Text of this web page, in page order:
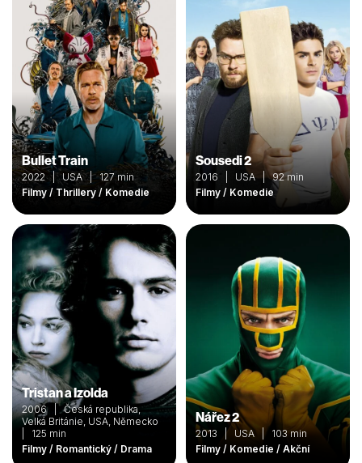
Bullet Train
2022 | USA | 127 min
Filmy / Thrillery / Komedie
Sousedi 2
2016 | USA | 92 min
Filmy / Komedie
Tristan a Izolda
2006 | Česká republika,
Velká Británie, USA, Německo
| 125 min
Filmy / Romantický / Drama
Nářez 2
2013 | USA | 103 min
Filmy / Komedie / Akční